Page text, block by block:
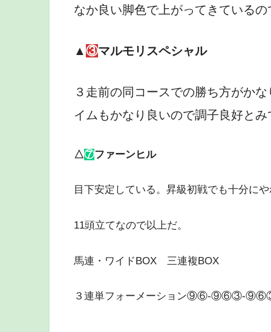
なか良い脚色で上がってきている
▲ ③マルモリスペシャル
３走前の同コースでの勝ち方がか
イムもかなり良いので調子良好とみ
△⑦ファーンヒル
目下安定している。昇級初戦でも十分に
11頭立てなので以上だ。
馬連・ワイドBOX 三連複BOX
３連単フォーメーション⑨⑥-